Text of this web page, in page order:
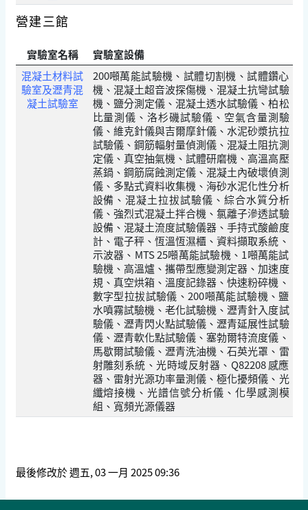
營建三館
實驗室名稱
實驗室設備
混凝土材料試
驗室及瀝青混
凝土試驗室
200噸萬能試驗機、試體切割機、試體鑽心
機、混凝土超音波探傷機、混凝土抗彎試驗
機、鹽分測定儀、混凝土透水試驗儀、柏松
比量測儀、洛杉磯試驗儀、空氣含量測驗
儀、維克針儀與吉爾摩針儀、水泥砂漿抗拉
試驗儀、鋼筋輻射量偵測儀、混凝土阻抗測
定儀、真空抽氣機、試體研磨機、高溫高壓
蒸鍋、鋼筋腐蝕測定儀、混凝土內破壞偵測
儀、多點式資料收集機、海砂水泥化性分析
設備、混凝土拉拔試驗儀、綜合水質分析
儀、強烈式混凝土拌合機、氯離子滲透試驗
設備、混凝土流度試驗儀器、手持式酸鹼度
計、電子秤、恆溫恆濕櫃、資料擷取系統、
示波器、MTS 25噸萬能試驗機、1噸萬能試
驗機、高溫爐、攜帶型應變測定器、加速度
規、真空烘箱、溫度記錄器、快速粉碎機、
數字型拉拔試驗儀、200噸萬能試驗機、鹽
水噴霧試驗機、老化試驗機、瀝青針入度試
驗儀、瀝青閃火點試驗儀、瀝青延展性試驗
儀、瀝青軟化點試驗儀、塞勃爾特流度儀、
馬歇爾試驗儀、瀝青洗油機、石英光罩、雷
射雕刻系統、光時域反射器、Q82208 感應
器、雷射光源功率量測儀、極化擾頻儀、光
纖熔接機、光譜信號分析儀、化學感測模
組、寬頻光源儀器
最後修改於 週五, 03 一月 2025 09:36